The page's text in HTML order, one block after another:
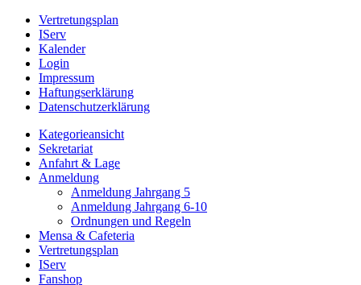
Vertretungsplan
IServ
Kalender
Login
Impressum
Haftungserklärung
Datenschutzerklärung
Kategorieansicht
Sekretariat
Anfahrt & Lage
Anmeldung
Anmeldung Jahrgang 5
Anmeldung Jahrgang 6-10
Ordnungen und Regeln
Mensa & Cafeteria
Vertretungsplan
IServ
Fanshop